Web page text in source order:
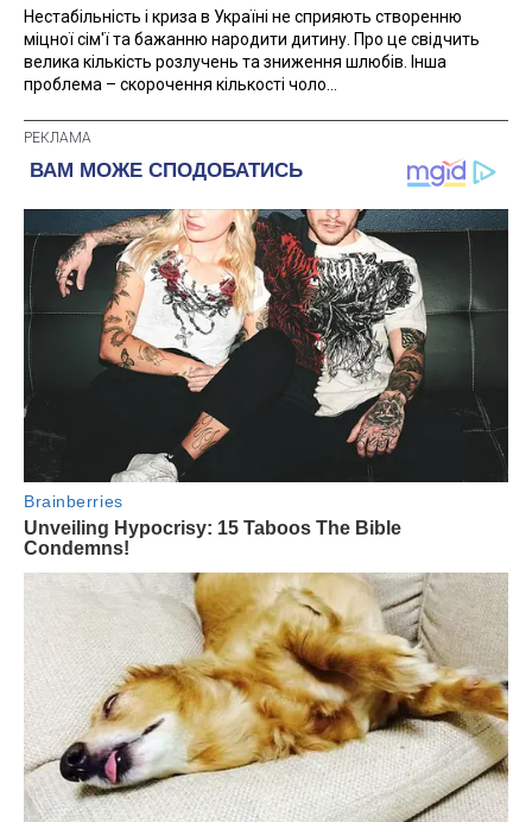
Нестабільність і криза в Україні не сприяють створенню
міцної сім'ї та бажанню народити дитину. Про це свідчить
велика кількість розлучень та зниження шлюбів. Інша
проблема – скорочення кількості чоло...